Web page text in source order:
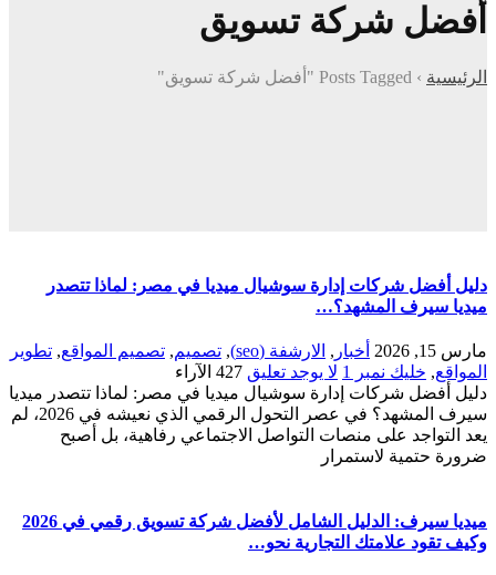
أفضل شركة تسويق
الرئيسية › Posts Tagged "أفضل شركة تسويق"
دليل أفضل شركات إدارة سوشيال ميديا في مصر: لماذا تتصدر
ميديا سيرف المشهد؟…
مارس 15, 2026 أخبار , الارشفة (seo) , تصميم, تصميم المواقع, تطوير
المواقع, خليك نمبر 1 لا يوجد تعليق 427 الآراء
دليل أفضل شركات إدارة سوشيال ميديا في مصر: لماذا تتصدر ميديا
سيرف المشهد؟ في عصر التحول الرقمي الذي نعيشه في 2026، لم
يعد التواجد على منصات التواصل الاجتماعي رفاهية، بل أصبح
ضرورة حتمية لاستمرار
ميديا سيرف: الدليل الشامل لأفضل شركة تسويق رقمي في 2026
وكيف تقود علامتك التجارية نحو…